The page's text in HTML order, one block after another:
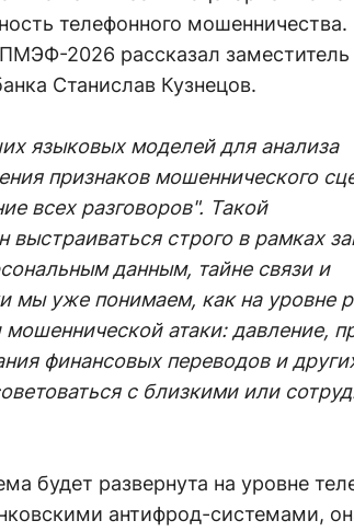
телефонного
2026 рассказал заместитель
Станислав Кузнецов.
языковых моделей для анализа
признаков мошеннического
всех разговоров". Такой
выстраиваться строго в рамках
данным, тайне связи и
мы уже понимаем, как на уровне
атаки: давление,
финансовых переводов и
с близкими или
будет развернута на уровне
антифрод-системами,